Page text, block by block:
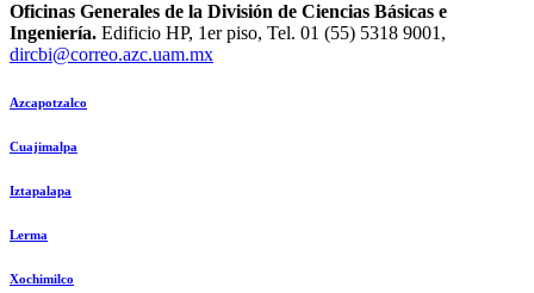
Oficinas Generales de la División de Ciencias Básicas e
Ingeniería. Edificio HP, 1er piso, Tel. 01 (55) 5318 9001,
dircbi@correo.azc.uam.mx
Azcapotzalco
Cuajimalpa
Iztapalapa
Lerma
Xochimilco